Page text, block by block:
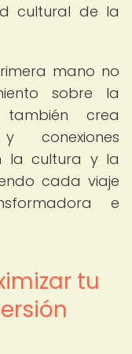
cultural de la
mano no
sobre la
crea
conexiones
la cultura y la
cada viaje
e
tu